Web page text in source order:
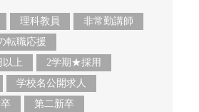
理科教員
非常勤講師
転職応援
以上
2学期★採用
学校名公開求人
第二新卒